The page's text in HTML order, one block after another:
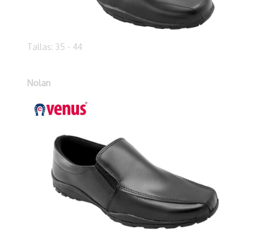
Tallas: 35 - 44
Nolan